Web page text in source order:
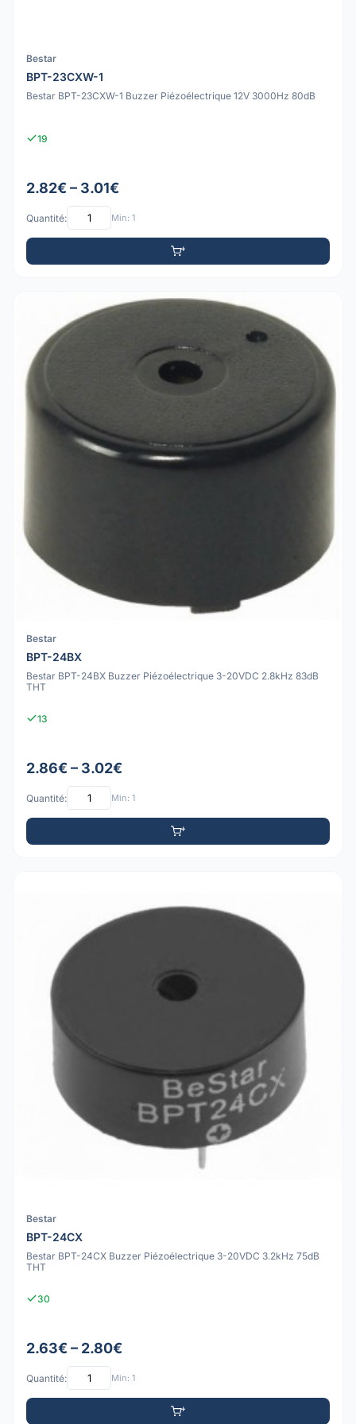
Bestar
BPT-23CXW-1
Bestar BPT-23CXW-1 Buzzer Piézoélectrique 12V 3000Hz 80dB
19
2.82€ – 3.01€
Quantité: Min: 1
Bestar
BPT-24BX
Bestar BPT-24BX Buzzer Piézoélectrique 3-20VDC 2.8kHz 83dB
THT
13
2.86€ – 3.02€
Quantité: Min: 1
Bestar
BPT-24CX
Bestar BPT-24CX Buzzer Piézoélectrique 3-20VDC 3.2kHz 75dB
THT
30
2.63€ – 2.80€
Quantité: Min: 1